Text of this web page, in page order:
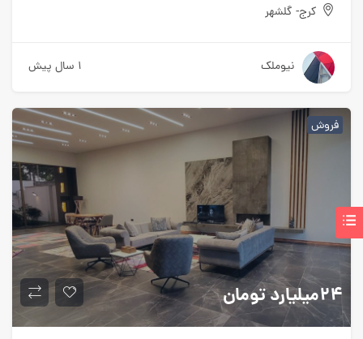
کرج- گلشهر
نیوملک ۱ سال پیش
فروش
۲۴میلیارد تومان